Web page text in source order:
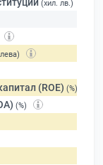
(хил. лв.)
(ROE) (%)
(%)